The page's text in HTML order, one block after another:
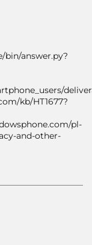
answer.py?
kb/HT1677?
pl-
and-other-